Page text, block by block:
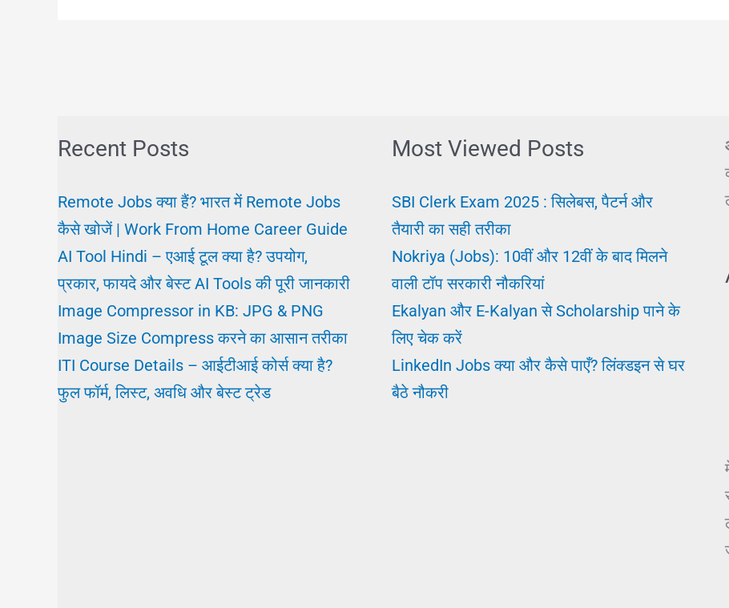
पूरी
Recent Posts
Remote Jobs क्या हैं? भारत में Remote Jobs
कैसे खोजें | Work From Home Career Guide
AI Tool Hindi – एआई टूल क्या है? उपयोग,
प्रकार, फायदे और बेस्ट AI Tools की पूरी जानकारी
Image Compressor in KB: JPG & PNG
Image Size Compress करने का आसान तरीका
ITI Course Details – आईटीआई कोर्स क्या है?
फुल फॉर्म, लिस्ट, अवधि और बेस्ट ट्रेड
Most Viewed Posts
SBI Clerk Exam 2025 : सिलेबस, पैटर्न और
तैयारी का सही तरीका
Nokriya (Jobs): 10वीं और 12वीं के बाद मिलने
वाली टॉप सरकारी नौकरियां
Ekalyan और E-Kalyan से Scholarship पाने के
लिए चेक करें
LinkedIn Jobs क्या और कैसे पाएँ? लिंक्डइन से घर
बैठे नौकरी